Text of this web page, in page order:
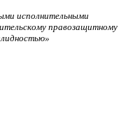
исполнительными
правозащитному